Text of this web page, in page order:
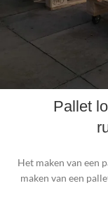
Pallet
Het maken van een
maken van een